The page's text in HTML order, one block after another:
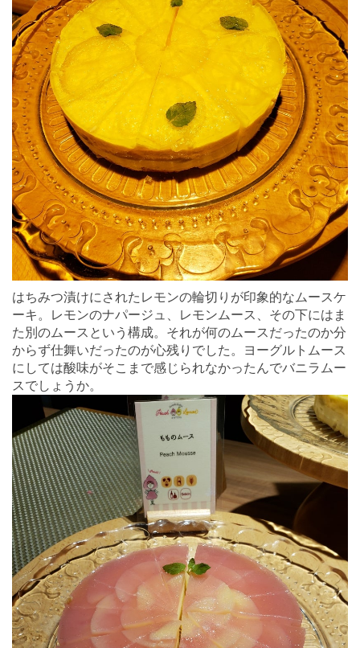
はちみつ漬けにされたレモンの輪切りが印象的なムースケ
ーキ。レモンのナパージュ、レモンムース、その下にはま
た別のムースという構成。それが何のムースだったのか分
からず仕舞いだったのが心残りでした。ヨーグルトムース
にしては酸味がそこまで感じられなかったんでバニラムー
スでしょうか。